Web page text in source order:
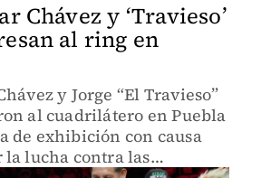
Chávez y ‘Travieso’
al ring en
y Jorge “El Travieso”
al cuadrilátero en Puebla
de exhibición con causa
la lucha contra las